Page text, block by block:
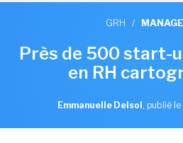
GRH /
Près de 500 start-
en RH
Emmanuelle Delsol , publié